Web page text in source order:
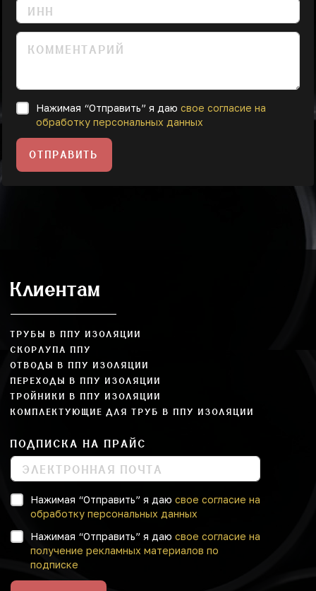
Нажимая “Отправить” я даю свое согласие на
обработку персональных данных
ОТПРАВИТЬ
Клиентам
ТРУБЫ В ППУ ИЗОЛЯЦИИ
СКОРЛУПА ППУ
ОТВОДЫ В ППУ ИЗОЛЯЦИИ
ПЕРЕХОДЫ В ППУ ИЗОЛЯЦИИ
ТРОЙНИКИ В ППУ ИЗОЛЯЦИИ
КОМПЛЕКТУЮЩИЕ ДЛЯ ТРУБ В ППУ ИЗОЛЯЦИИ
ПОДПИСКА НА ПРАЙС
Нажимая “Отправить” я даю свое согласие на
обработку персональных данных
Нажимая “Отправить” я даю свое согласие на
получение рекламных материалов по
подписке